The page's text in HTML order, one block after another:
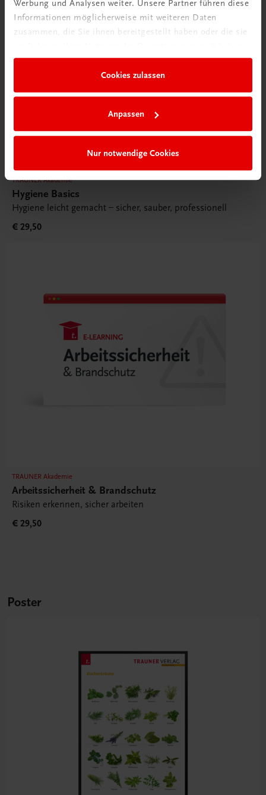
Werbung und Analysen weiter. Unsere Partner führen diese
Informationen möglicherweise mit weiteren Daten
zusammen, die Sie ihnen bereitgestellt haben oder die sie
Cookies zulassen
Anpassen
Nur notwendige Cookies
TRAUNER Akademie
Hygiene Basics
Hygiene leicht gemacht – sicher, sauber, professionell
€ 29,50
TRAUNER Akademie
Arbeitssicherheit & Brandschutz
Risiken erkennen, sicher arbeiten
€ 29,50
Poster